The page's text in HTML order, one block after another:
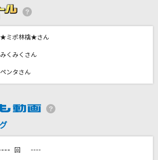
は星が見えない
もっと見る
カラオケ最新情報をチェック！
★ミポ林檎★さん
みくみくさん
ペンタさん
回 ----